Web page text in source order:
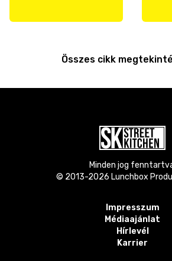
Összes cikk
Minden jog
© 2013-2026 Lunchbox
Impresszum
Médiaajánlat
Hírlevél
Karrier